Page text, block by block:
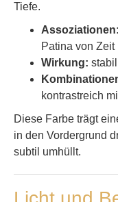
Tiefe.
Assoziationen:
Patina von Zeit
Wirkung:
kontrastreich
Diese Farbe trägt
in den Vordergrund
subtil umhüllt.